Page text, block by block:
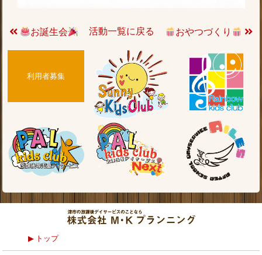
お誕生会 活動一覧に戻る おやつづくり
利用者募集
トップ